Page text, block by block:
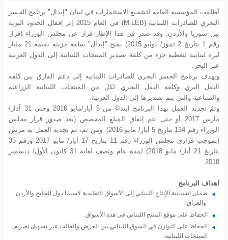
أطلقت المؤسسة العامة لتشجيع الاستثمارات في لبنان "إيدال" برنامج الجسر
البحري للصادرات اللبنانية (M.LEB) في العام 2015 إثر إقفال الحدود البرية
بين سوريا والأردن. وقد صدر في هذا الإطار قرار عن مجلس الوزراء (قرار
رقم 1 بتاريخ 2 تموز/ يوليو 2015) يمنح "إيدال" سلفة خزينة بقيمة 21 مليار
ليرة لبنانية لتغطية جزء من كلفة تصدير المنتجات اللبنانية إلى الدول العربية
عبر البحر.
ويهدف برنامج الجسر البحري للصادرات اللبنانية إلى دعم الفارق بين كلفة
النقل البري وكلفة النقل البحري لكل من المنتجات اللبنانية الزراعية
والصناعية والتي يتم تصديرها إلى الدول العربية.
وتمّ تجديد العمل بهذا البرنامج ابتداءً من 5 أيار/مايو 2016 وحتى 31 آذار/
مارس 2017 أو حتى يتم إنفاق المبلغ المخصص (بعد صدور قرار مجلس
الوزراء رقم 134 بتاريخ 5 أيار/ مايو 2016). ومن ثم، تم تجديد العمل به مرتين
(بموجب قراري مجلس الوزراء رقم 11 بتاريخ 17 أيار/ مايو 2017 ورقم 35
بتاريخ 21 أيار/ مايو 2018) لمدة عام ونصف لغاية 31 كانون الأول/ ديسمبر
2018.
اهداف البرنامج
ضمان انسيابية الإنتاج اللبناني إلى الأسواق التقليدية لاسيما دول الخليج والأردن
والعراق.
الحفاظ على موقع المنتج اللبناني في هذه الأسواق.
الحفاظ على التوازن في السوق اللبناني بين العرض والطلب عبر تسهيل تصريف
المنتجات اللبنانية.